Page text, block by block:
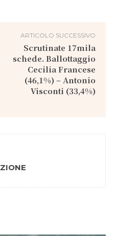
ARTICOLO SUCCESSIVO
Scrutinate 17mila
schede. Ballottaggio
Cecilia Francese
(46,1%) – Antonio
Visconti (33,4%)